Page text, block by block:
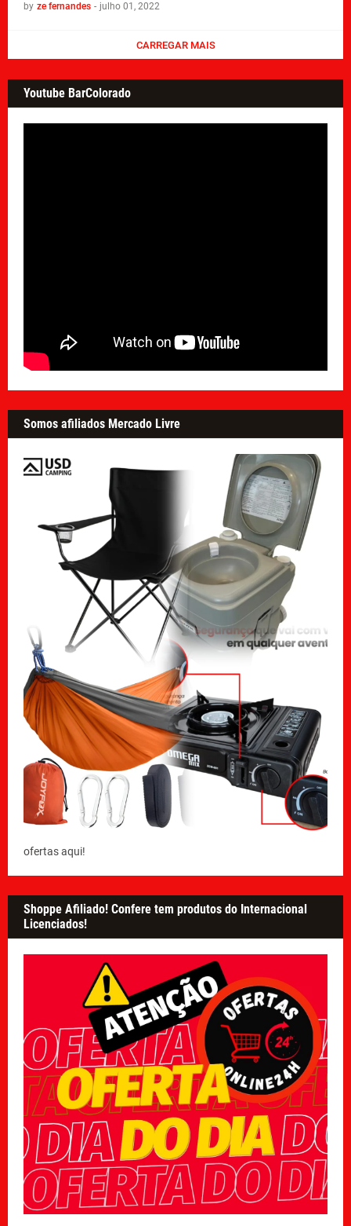
by ze fernandes - julho 01, 2022
CARREGAR MAIS
Youtube BarColorado
Somos afiliados Mercado Livre
ofertas aqui!
Shoppe Afiliado! Confere tem produtos do Internacional
Licenciados!